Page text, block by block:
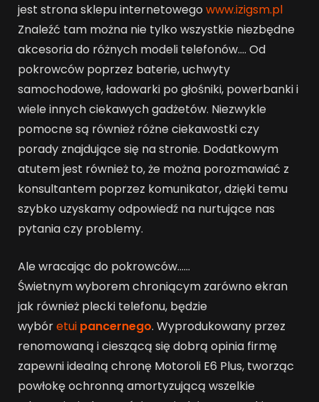
jest strona sklepu internetowego www.izigsm.pl
Znaleźć tam można nie tylko wszystkie niezbędne
akcesoria do różnych modeli telefonów…. Od
pokrowców poprzez baterie, uchwyty
samochodowe, ładowarki po głośniki, powerbanki i
wiele innych ciekawych gadżetów. Niezwykle
pomocne są również różne ciekawostki czy
porady znajdujące się na stronie. Dodatkowym
atutem jest również to, że można porozmawiać z
konsultantem poprzez komunikator, dzięki temu
szybko uzyskamy odpowiedź na nurtujące nas
pytania czy problemy.
Ale wracając do pokrowców……
Świetnym wyborem chroniącym zarówno ekran
jak również plecki telefonu, będzie
wybóretui pancernego. Wyprodukowany przez
renomowaną i cieszącą się dobrą opinia firmę
zapewni idealną chronę Motoroli E6 Plus, tworząc
powłokę ochronną amortyzującą wszelkie